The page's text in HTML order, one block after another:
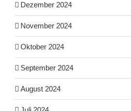
Dezember 2024
November 2024
Oktober 2024
September 2024
August 2024